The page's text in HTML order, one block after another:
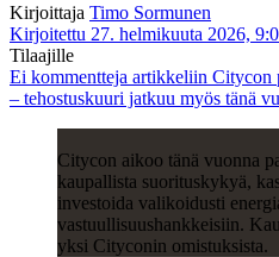
Kirjoittaja Timo Sormunen
Kirjoitettu 27. helmikuuta 2026,
Tilaajille
Ei kommentteja artikkeliin Citycon
– tehostuskuuri jatkuu myös tänä
Citycon aikoo tänä vuonna
kaupallista suorituskykyä,
investoida valikoidusti
vastuullisuushankkeisiin.
yksi Cityconin omistuksista.